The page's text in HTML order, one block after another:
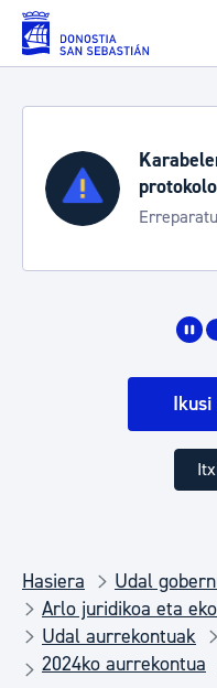
Eduki nagusira joan
Hasiera
Udal
Arlo juridikoa eta
Udal aurrekontuak
2024ko aurrekontua